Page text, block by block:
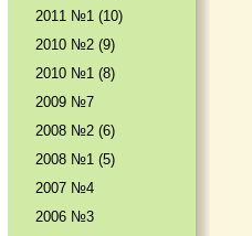
2011 №1 (10)
2010 №2 (9)
2010 №1 (8)
2009 №7
2008 №2 (6)
2008 №1 (5)
2007 №4
2006 №3